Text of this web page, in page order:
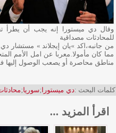
وقال دي ميستورا إنه يجب أن يطرأ
للمحادثات مصداقية
من جانبه،اكد »يان إيجلاند » مستشار
مما كان مأمولا.معربا عن امل الأمم
مناطق محاصرة أو يصعب الوصول إليها في مايو
كلمات البحث :دي ميستورا ;سوريا;
اقرأ المزيد ...